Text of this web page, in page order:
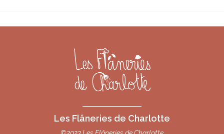
Les Flâneries de Charlotte